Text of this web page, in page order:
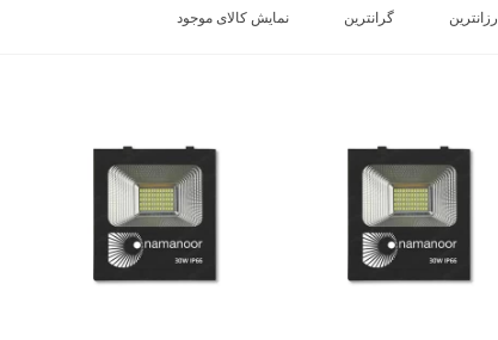
ارزانترین گرانترین نمایش کالای موجود